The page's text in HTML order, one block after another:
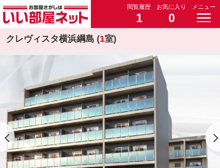
閲覧履歴
1
お気に入り
0
メニュー
クレヴィスタ横浜綱島 (1室)